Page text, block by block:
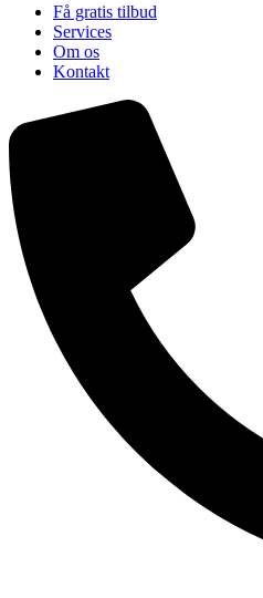
Få gratis tilbud
Services
Om os
Kontakt